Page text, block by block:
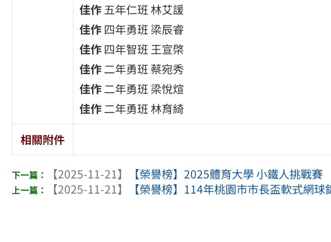
佳作五年仁班 林艾諼
佳作四年勇班 梁辰睿
佳作四年智班 王宣棨
佳作二年勇班 蔡宛秀
佳作二年勇班 梁悅煊
佳作二年勇班 林育綺
相關附件
【2025-11-21】
【榮譽榜】2025體育大學 小鐵人挑戰賽
【2025-11-21】
【榮譽榜】114年桃園市市長盃軟式網